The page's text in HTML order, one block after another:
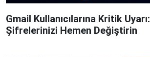
Gmail Kullanıcılarına Kritik Uyarı:
Şifrelerinizi Hemen Değiştirin